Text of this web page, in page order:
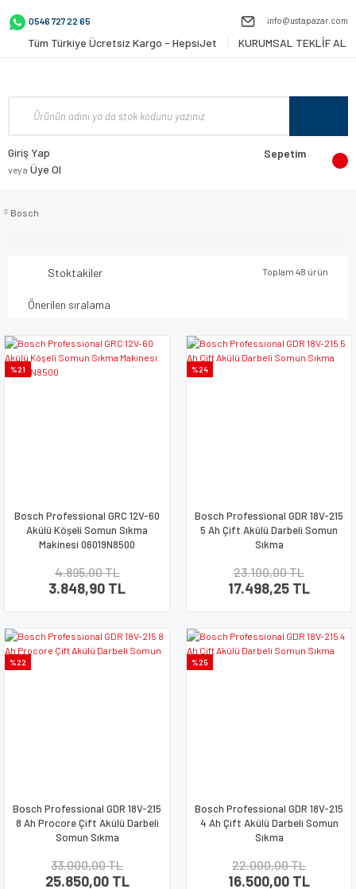
0546 727 22 65 info@ustapazar.com
Tüm Türkiye Ücretsiz Kargo - HepsiJet KURUMSAL TEKLİF AL
Giriş Yap
veya Üye Ol
Sepetim
Bosch
Stoktakiler Toplam 48 ürün
%21
Bosch Professional GRC 12V-60
Akülü Köşeli Somun Sıkma
Makinesi 06019N8500
4.895,00 TL
3.848,90 TL
%24
Bosch Professional GDR 18V-215
5 Ah Çift Akülü Darbeli Somun
Sıkma
23.100,00 TL
17.498,25 TL
%22
Bosch Professional GDR 18V-215
8 Ah Procore Çift Akülü Darbeli
Somun Sıkma
33.000,00 TL
25.850,00 TL
%25
Bosch Professional GDR 18V-215
4 Ah Çift Akülü Darbeli Somun
Sıkma
22.000,00 TL
16.500,00 TL